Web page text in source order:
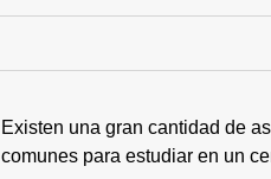
Existen una gran cantidad de
comunes para estudiar en un